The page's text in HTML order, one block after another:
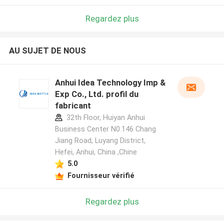
Regardez plus
AU SUJET DE NOUS
Anhui Idea Technology Imp &
Exp Co., Ltd. profil du
fabricant
32th Floor, Huiyan Anhui
Business Center N0.146 Chang
Jiang Road, Luyang District,
Hefei, Anhui, China ,Chine
5.0
Fournisseur vérifié
Regardez plus